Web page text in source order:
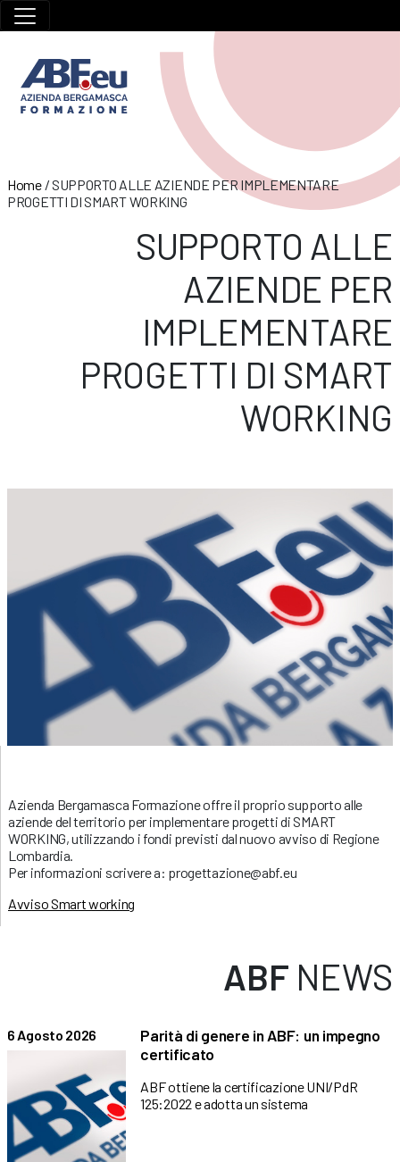
Home/ SUPPORTO ALLE AZIENDE PER IMPLEMENTARE
PROGETTI DI SMART WORKING
SUPPORTO ALLE
AZIENDE PER
IMPLEMENTARE
PROGETTI DI SMART
WORKING
Azienda Bergamasca Formazione offre il proprio supporto alle
aziende del territorio per implementare progetti di SMART
WORKING, utilizzando i fondi previsti dal nuovo avviso di Regione
Lombardia.
Per informazioni scrivere a: progettazione@abf.eu
Avviso Smart working
ABF NEWS
6 Agosto 2026
Parità di genere in ABF: un impegno
certificato
ABF ottiene la certificazione UNI/PdR
125:2022 e adotta un sistema